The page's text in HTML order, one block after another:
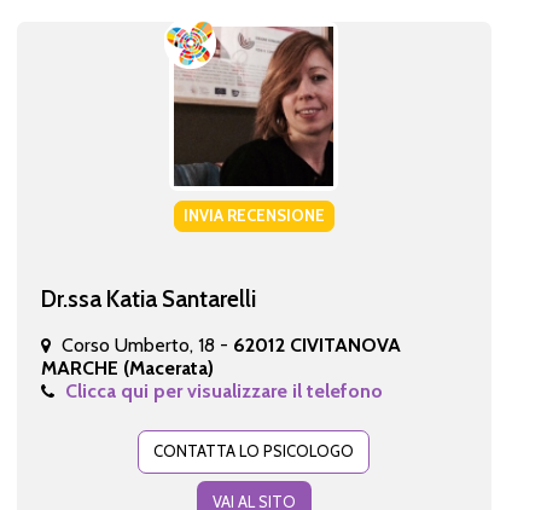
INVIA RECENSIONE
Dr.ssa Katia Santarelli
Corso Umberto, 18 - 62012 CIVITANOVA
MARCHE (Macerata)
Clicca qui per visualizzare il telefono
CONTATTA LO PSICOLOGO
VAI AL SITO